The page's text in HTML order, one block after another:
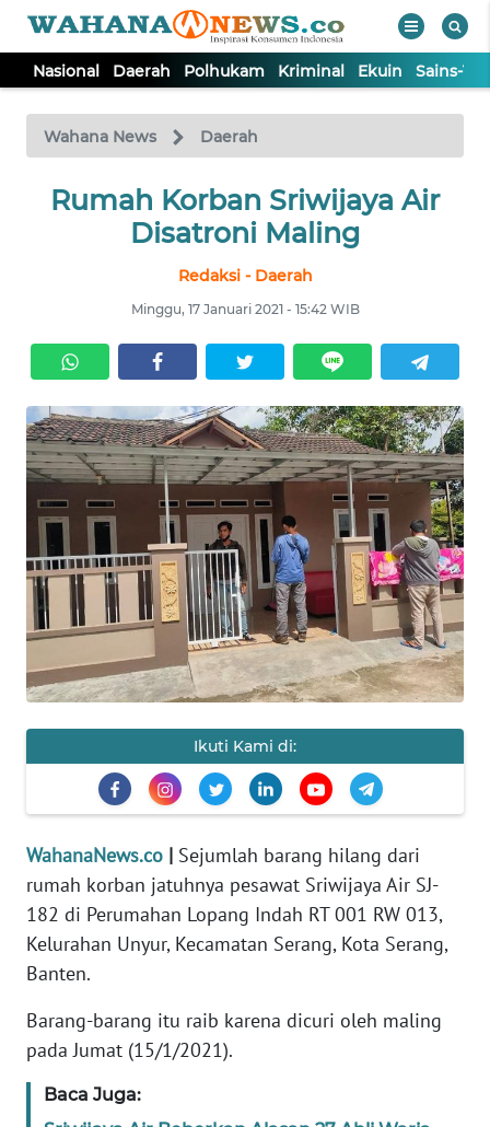
Nasional Daerah Polhukam Kriminal Ekuin Sains-
Wahana News Daerah
Rumah Korban Sriwijaya Air
Disatroni Maling
Redaksi - Daerah
Minggu, 17 Januari 2021 - 15:42 WIB
Ikuti Kami di:
WahanaNews.co | Sejumlah barang hilang dari
rumah korban jatuhnya pesawat Sriwijaya Air SJ-
182 di Perumahan Lopang Indah RT 001 RW 013,
Kelurahan Unyur, Kecamatan Serang, Kota Serang,
Banten.
Barang-barang itu raib karena dicuri oleh maling
pada Jumat (15/1/2021).
Baca Juga:
TV
Tutup
NASIONAL
KRIMINAL
EKUIN
SAINS-TEKNO
KESEHATAN
INTERNASIONAL
SERBA-SERBI
OLAHRAGA
OPINI
INDEKS
BERITA
KONTAK